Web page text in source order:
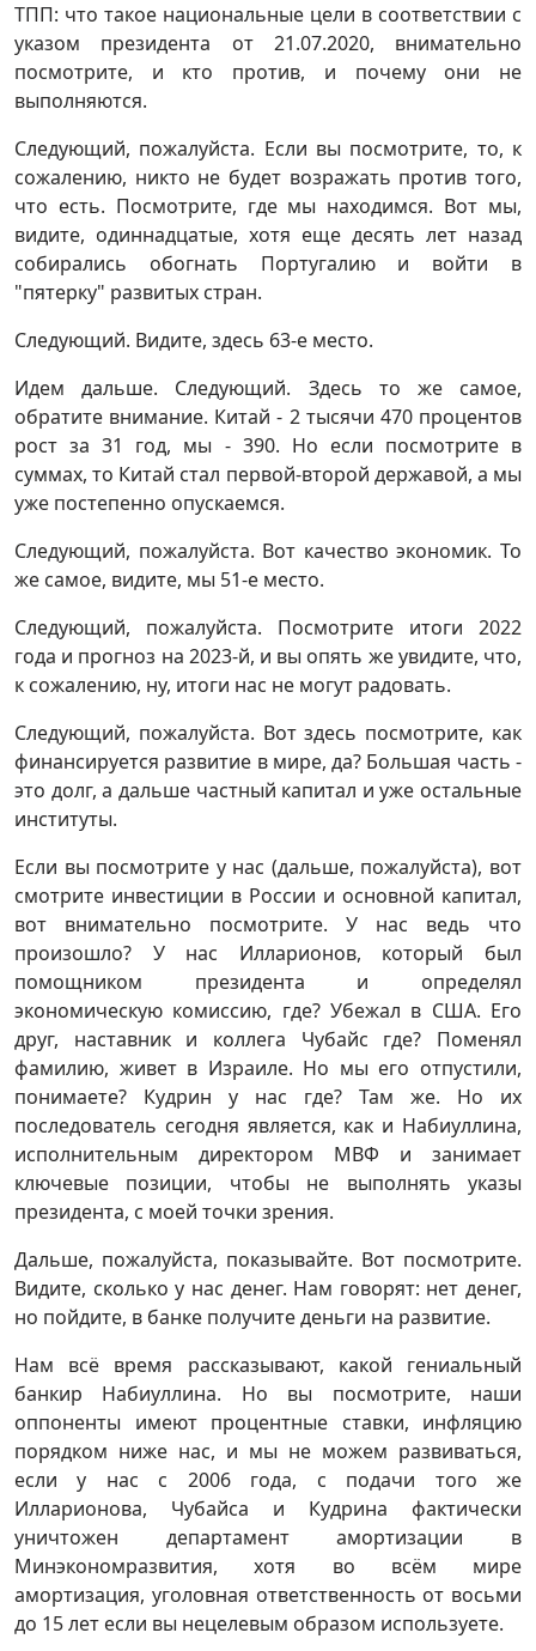
ТПП: что такое национальные цели в соответствии с
указом президента от 21.07.2020, внимательно
посмотрите, и кто против, и почему они не
выполняются.
Следующий, пожалуйста. Если вы посмотрите, то, к
сожалению, никто не будет возражать против того,
что есть. Посмотрите, где мы находимся. Вот мы,
видите, одиннадцатые, хотя еще десять лет назад
собирались обогнать Португалию и войти в
"пятерку" развитых стран.
Следующий. Видите, здесь 63-е место.
Идем дальше. Следующий. Здесь то же самое,
обратите внимание. Китай - 2 тысячи 470 процентов
рост за 31 год, мы - 390. Но если посмотрите в
суммах, то Китай стал первой-второй державой, а мы
уже постепенно опускаемся.
Следующий, пожалуйста. Вот качество экономик. То
же самое, видите, мы 51-е место.
Следующий, пожалуйста. Посмотрите итоги 2022
года и прогноз на 2023-й, и вы опять же увидите, что,
к сожалению, ну, итоги нас не могут радовать.
Следующий, пожалуйста. Вот здесь посмотрите, как
финансируется развитие в мире, да? Большая часть -
это долг, а дальше частный капитал и уже остальные
институты.
Если вы посмотрите у нас (дальше, пожалуйста), вот
смотрите инвестиции в России и основной капитал,
вот внимательно посмотрите. У нас ведь что
произошло? У нас Илларионов, который был
помощником президента и определял
экономическую комиссию, где? Убежал в США. Его
друг, наставник и коллега Чубайс где? Поменял
фамилию, живет в Израиле. Но мы его отпустили,
понимаете? Кудрин у нас где? Там же. Но их
последователь сегодня является, как и Набиуллина,
исполнительным директором МВФ и занимает
ключевые позиции, чтобы не выполнять указы
президента, с моей точки зрения.
Дальше, пожалуйста, показывайте. Вот посмотрите.
Видите, сколько у нас денег. Нам говорят: нет денег,
но пойдите, в банке получите деньги на развитие.
Нам всё время рассказывают, какой гениальный
банкир Набиуллина. Но вы посмотрите, наши
оппоненты имеют процентные ставки, инфляцию
порядком ниже нас, и мы не можем развиваться,
если у нас с 2006 года, с подачи того же
Илларионова, Чубайса и Кудрина фактически
уничтожен департамент амортизации в
Минэкономразвития, хотя во всём мире
амортизация, уголовная ответственность от восьми
до 15 лет если вы нецелевым образом используете.